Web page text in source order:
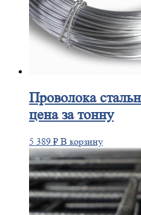
Проволока
цена за тонну
5 389 ₽ В корзину